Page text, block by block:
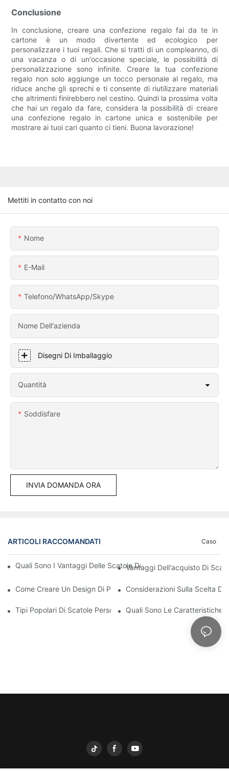
Conclusione
In conclusione, creare una confezione regalo fai da te in
cartone è un modo divertente ed ecologico per
personalizzare i tuoi regali. Che si tratti di un compleanno, di
una vacanza o di un'occasione speciale, le possibilità di
personalizzazione sono infinite. Creare la tua confezione
regalo non solo aggiunge un tocco personale al regalo, ma
riduce anche gli sprechi e ti consente di riutilizzare materiali
che altrimenti finirebbero nel cestino. Quindi la prossima volta
che hai un regalo da fare, considera la possibilità di creare
una confezione regalo in cartone unica e sostenibile per
mostrare ai tuoi cari quanto ci tieni. Buona lavorazione!
Mettiti in contatto con noi
Nome
E-Mail
Telefono/WhatsApp/Skype
Nome Dell'azienda
Disegni Di Imballaggio
Quantità
Soddisfare
INVIA DOMANDA ORA
ARTICOLI RACCOMANDATI Caso
Quali Sono I Vantaggi Delle Scatole Da Esposizione Stampate
Vantaggi Dell'acquisto Di
Come Creare Un Design Di Packaging Minimalista
Considerazioni Sulla Scelta Di
Tipi Popolari Di Scatole Personalizzate All'ingrosso: Quale Tipo
Quali Sono Le Caratteristiche